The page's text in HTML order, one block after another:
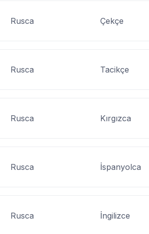
Rusca Çekçe
Rusca Tacikçe
Rusca Kırgızca
Rusca İspanyolca
Rusca İngilizce